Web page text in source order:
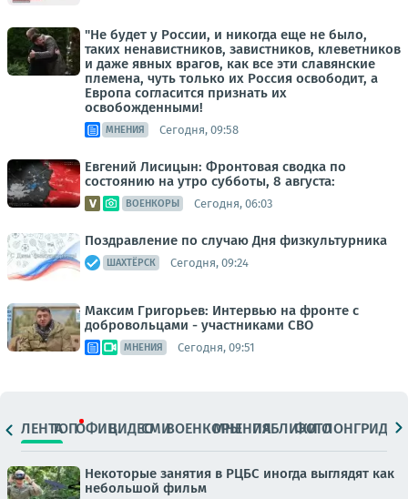
"Не будет у России, и никогда еще не было,
таких ненавистников, завистников, клеветников
и даже явных врагов, как все эти славянские
племена, чуть только их Россия освободит, а
Европа согласится признать их
освобожденными!
МНЕНИЯ Сегодня, 09:58
Евгений Лисицын: Фронтовая сводка по
состоянию на утро субботы, 8 августа:
ВОЕНКОРЫ Сегодня, 06:03
Поздравление по случаю Дня физкультурника
ШАХТЁРСК Сегодня, 09:24
Максим Григорьев: Интервью на фронте с
добровольцами - участниками СВО
МНЕНИЯ Сегодня, 09:51
ЛЕНТАТОПОФИЦ.ВИДЕОСМИВОЕНКОРЫМНЕНИЯПАБЛИКИ
ФОТОЛОНГРИДЫ
Некоторые занятия в РЦБС иногда выглядят как
небольшой фильм